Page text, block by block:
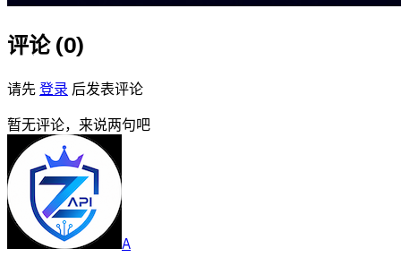
评论 (0)
请先 登录 后发表评论
暂无评论，来说两句吧
A